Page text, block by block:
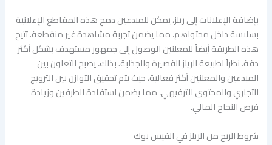
بإضافة الإعلانات إلى ريلز، يمكن للمبدعين دمج هذه المقاطع الإعلانية
بسلاسة داخل محتواهم، مما يضمن تجربة مشاهدة غير منقطعة. تتيح
هذه الطريقة أيضاً للمعلنين الوصول إلى جمهور مستهدف بشكل أكثر
دقة، نظراً لطبيعة الريلز القصيرة والجذابة. بذلك، يصبح التعاون بين
المبدعين والمعلنين أكثر فعالية، حيث يتم تحقيق التوازن بين الترويج
التجاري والمحتوى الترفيهي، مما يضمن استفادة الطرفين وزيادة
فرص النجاح المالي.
شروط الربح من الريلز في الفيس بوك